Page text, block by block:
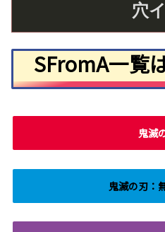
穴
SFromA一覧
鬼滅
鬼滅の刃：